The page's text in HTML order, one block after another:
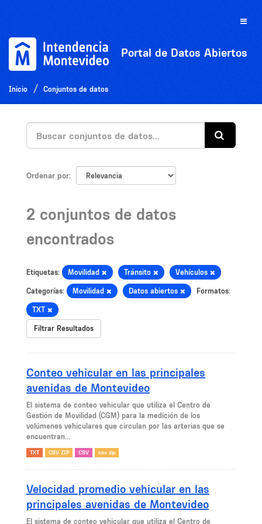
Toggle
Portal de Datos Abiertos
Inicio Conjuntos de datos
Ordenar por
2 conjuntos de datos
encontrados
Etiquetas: Movilidad Tránsito Vehículos
Categorías: Movilidad Datos abiertos Formatos:
TXT
Filtrar Resultados
Conteo vehicular en las principales
avenidas de Montevideo
El sistema de conteo vehicular que utiliza el Centro de
Gestión de Movilidad (CGM) para la medición de los
volúmenes vehiculares que circulan por las arterias que se
encuentran...
TXT CSV ZIP CSV csv zip
Velocidad promedio vehicular en las
principales avenidas de Montevideo
El sistema de conteo vehicular que utiliza el Centro de